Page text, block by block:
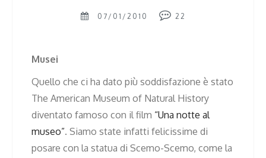
07/01/2010 22
Musei
Quello che ci ha dato più soddisfazione è stato
The American Museum of Natural History
diventato famoso con il film “Una notte al
museo”. Siamo state infatti felicissime di
posare con la statua di Scemo-Scemo, come la